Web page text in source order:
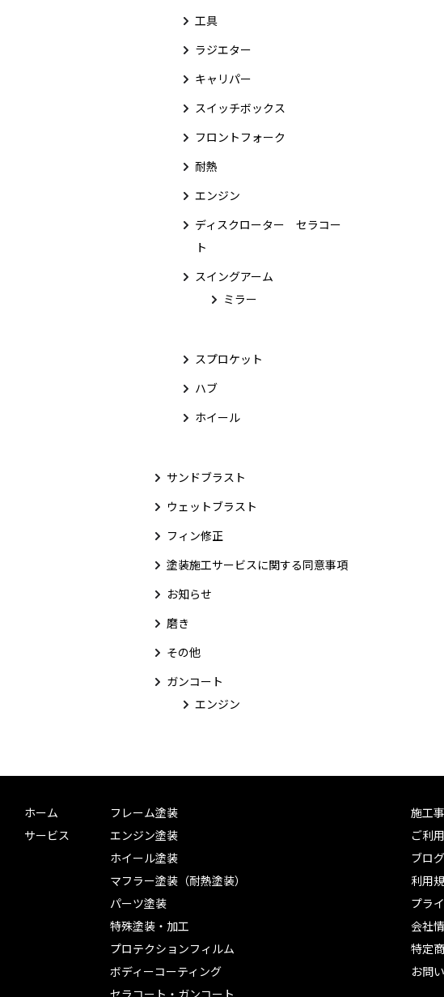
工具
ラジエター
キャリパー
スイッチボックス
フロントフォーク
耐熱
エンジン
ディスクローター セラコー
ト
スイングアーム
ミラー
スプロケット
ハブ
ホイール
サンドブラスト
ウェットブラスト
フィン修正
塗装施工サービスに関する同意事項
お知らせ
磨き
その他
ガンコート
エンジン
ホーム
サービス
フレーム塗装
エンジン塗装
ホイール塗装
マフラー塗装（耐熱塗装）
パーツ塗装
特殊塗装・加工
プロテクションフィルム
ボディーコーティング
セラコート・ガンコート
施工
ご利
ブログ
利用
プラ
会社
特定
お問